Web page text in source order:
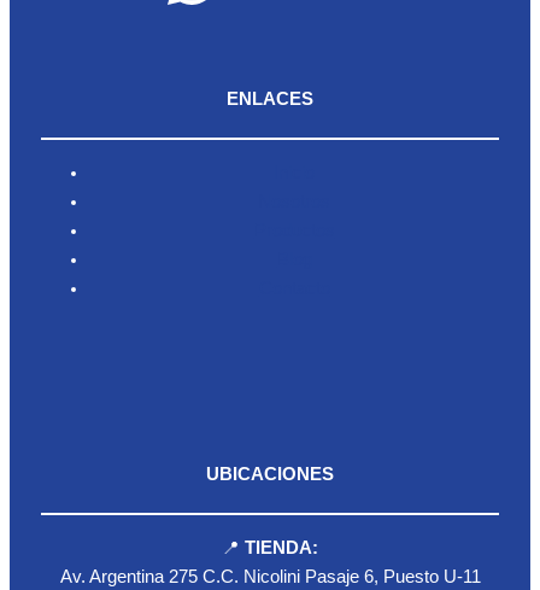
ENLACES
UBICACIONES
📍 TIENDA:
Av. Argentina 275 C.C. Nicolini Pasaje 6, Puesto U-11